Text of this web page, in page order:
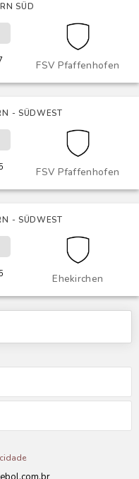
SÜD
FSV Pfaffenhofen
- SÜDWEST
FSV Pfaffenhofen
- SÜDWEST
Ehekirchen